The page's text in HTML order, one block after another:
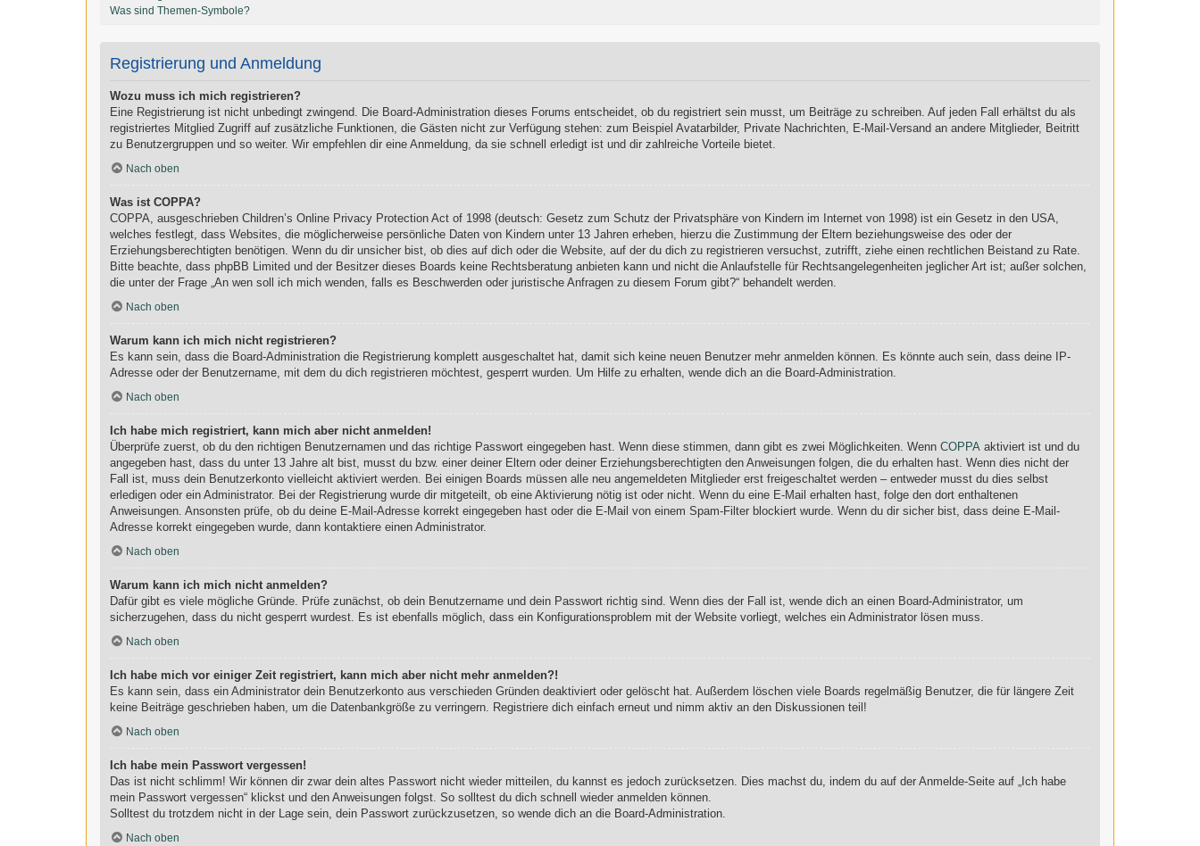
Was sind Themen-Symbole?
Registrierung und Anmeldung
Wozu muss ich mich registrieren?
Eine Registrierung ist nicht unbedingt zwingend. Die Board-Administration dieses Forums entscheidet, ob du registriert sein musst, um Beiträge zu schreiben. Auf jeden Fall erhältst du als
registriertes Mitglied Zugriff auf zusätzliche Funktionen, die Gästen nicht zur Verfügung stehen: zum Beispiel Avatarbilder, Private Nachrichten, E-Mail-Versand an andere Mitglieder, Beitritt
zu Benutzergruppen und so weiter. Wir empfehlen dir eine Anmeldung, da sie schnell erledigt ist und dir zahlreiche Vorteile bietet.
Nach oben
Was ist COPPA?
COPPA, ausgeschrieben Children’s Online Privacy Protection Act of 1998 (deutsch: Gesetz zum Schutz der Privatsphäre von Kindern im Internet von 1998) ist ein Gesetz in den USA,
welches festlegt, dass Websites, die möglicherweise persönliche Daten von Kindern unter 13 Jahren erheben, hierzu die Zustimmung der Eltern beziehungsweise des oder der
Erziehungsberechtigten benötigen. Wenn du dir unsicher bist, ob dies auf dich oder die Website, auf der du dich zu registrieren versuchst, zutrifft, ziehe einen rechtlichen Beistand zu Rate.
Bitte beachte, dass phpBB Limited und der Besitzer dieses Boards keine Rechtsberatung anbieten kann und nicht die Anlaufstelle für Rechtsangelegenheiten jeglicher Art ist; außer solchen,
die unter der Frage „An wen soll ich mich wenden, falls es Beschwerden oder juristische Anfragen zu diesem Forum gibt?“ behandelt werden.
Nach oben
Warum kann ich mich nicht registrieren?
Es kann sein, dass die Board-Administration die Registrierung komplett ausgeschaltet hat, damit sich keine neuen Benutzer mehr anmelden können. Es könnte auch sein, dass deine IP-
Adresse oder der Benutzername, mit dem du dich registrieren möchtest, gesperrt wurden. Um Hilfe zu erhalten, wende dich an die Board-Administration.
Nach oben
Ich habe mich registriert, kann mich aber nicht anmelden!
Überprüfe zuerst, ob du den richtigen Benutzernamen und das richtige Passwort eingegeben hast. Wenn diese stimmen, dann gibt es zwei Möglichkeiten. Wenn COPPA aktiviert ist und du
angegeben hast, dass du unter 13 Jahre alt bist, musst du bzw. einer deiner Eltern oder deiner Erziehungsberechtigten den Anweisungen folgen, die du erhalten hast. Wenn dies nicht der
Fall ist, muss dein Benutzerkonto vielleicht aktiviert werden. Bei einigen Boards müssen alle neu angemeldeten Mitglieder erst freigeschaltet werden – entweder musst du dies selbst
erledigen oder ein Administrator. Bei der Registrierung wurde dir mitgeteilt, ob eine Aktivierung nötig ist oder nicht. Wenn du eine E-Mail erhalten hast, folge den dort enthaltenen
Anweisungen. Ansonsten prüfe, ob du deine E-Mail-Adresse korrekt eingegeben hast oder die E-Mail von einem Spam-Filter blockiert wurde. Wenn du dir sicher bist, dass deine E-Mail-
Adresse korrekt eingegeben wurde, dann kontaktiere einen Administrator.
Nach oben
Warum kann ich mich nicht anmelden?
Dafür gibt es viele mögliche Gründe. Prüfe zunächst, ob dein Benutzername und dein Passwort richtig sind. Wenn dies der Fall ist, wende dich an einen Board-Administrator, um
sicherzugehen, dass du nicht gesperrt wurdest. Es ist ebenfalls möglich, dass ein Konfigurationsproblem mit der Website vorliegt, welches ein Administrator lösen muss.
Nach oben
Ich habe mich vor einiger Zeit registriert, kann mich aber nicht mehr anmelden?!
Es kann sein, dass ein Administrator dein Benutzerkonto aus verschieden Gründen deaktiviert oder gelöscht hat. Außerdem löschen viele Boards regelmäßig Benutzer, die für längere Zeit
keine Beiträge geschrieben haben, um die Datenbankgröße zu verringern. Registriere dich einfach erneut und nimm aktiv an den Diskussionen teil!
Nach oben
Ich habe mein Passwort vergessen!
Das ist nicht schlimm! Wir können dir zwar dein altes Passwort nicht wieder mitteilen, du kannst es jedoch zurücksetzen. Dies machst du, indem du auf der Anmelde-Seite auf „Ich habe
mein Passwort vergessen“ klickst und den Anweisungen folgst. So solltest du dich schnell wieder anmelden können.
Solltest du trotzdem nicht in der Lage sein, dein Passwort zurückzusetzen, so wende dich an die Board-Administration.
Nach oben